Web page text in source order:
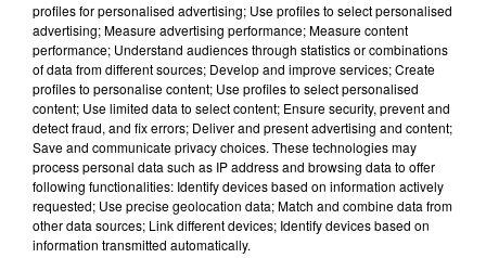
LE MAGASIN JOUÉCLUB DE REIMS FERME
SES PORTES
C'était l'une des institutions du centre-ville
rémois. Le magasin JouéClub est contraint de
fermer ses portes.
TITRES DIFFUSÉS
profiles for personalised advertising; Use profiles to select personalised
advertising; Measure advertising performance; Measure content
performance; Understand audiences through statistics or combinations
of data from different sources; Develop and improve services; Create
profiles to personalise content; Use profiles to select personalised
content; Use limited data to select content; Ensure security, prevent and
detect fraud, and fix errors; Deliver and present advertising and content;
Save and communicate privacy choices. These technologies may
process personal data such as IP address and browsing data to offer
following functionalities: Identify devices based on information actively
requested; Use precise geolocation data; Match and combine data from
other data sources; Link different devices; Identify devices based on
information transmitted automatically.